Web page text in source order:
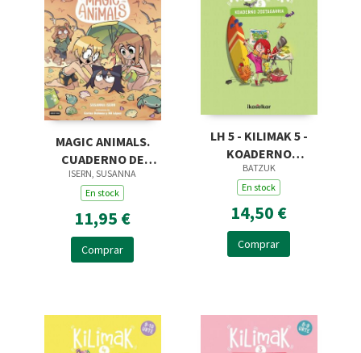
MAGIC ANIMALS.
CUADERNO DE
VACACIONES. 3º DE
PRIMARIA
ISERN, SUSANNA
En stock
11,95 €
Comprar
LH 5 - KILIMAK 5 -
KOADERNO
JOSTAGARRIA (10-11
URT
BATZUK
En stock
14,50 €
Comprar